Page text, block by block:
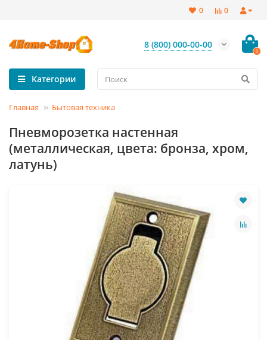
0
0
8 (800) 000-00-00
0
Категории
Главная Бытовая техника
Пневморозетка настенная
(металлическая, цвета: бронза, хром,
латунь)